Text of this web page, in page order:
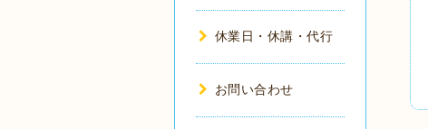
休業日・休講・代行
お問い合わせ